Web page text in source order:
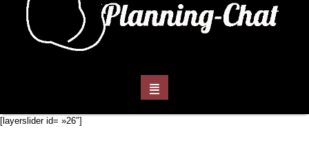
[layerslider id= »26″]